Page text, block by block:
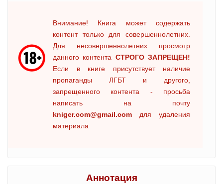
Внимание! Книга может содержать
контент только для совершеннолетних.
Для несовершеннолетних просмотр
данного контента СТРОГО ЗАПРЕЩЕН!
Если в книге присутствует наличие
пропаганды ЛГБТ и другого,
запрещенного контента - просьба
написать на почту
kniger.com@gmail.com для удаления
материала
Аннотация